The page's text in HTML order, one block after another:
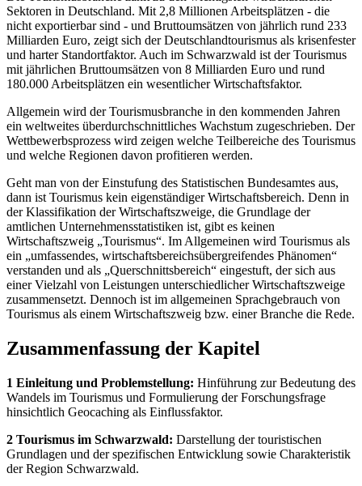
Sektoren in Deutschland. Mit 2,8 Millionen Arbeitsplätzen - die
nicht exportierbar sind - und Bruttoumsätzen von jährlich rund 233
Milliarden Euro, zeigt sich der Deutschlandtourismus als krisenfester
und harter Standortfaktor. Auch im Schwarzwald ist der Tourismus
mit jährlichen Bruttoumsätzen von 8 Milliarden Euro und rund
180.000 Arbeitsplätzen ein wesentlicher Wirtschaftsfaktor.
Allgemein wird der Tourismusbranche in den kommenden Jahren
ein weltweites überdurchschnittliches Wachstum zugeschrieben. Der
Wettbewerbsprozess wird zeigen welche Teilbereiche des Tourismus
und welche Regionen davon profitieren werden.
Geht man von der Einstufung des Statistischen Bundesamtes aus,
dann ist Tourismus kein eigenständiger Wirtschaftsbereich. Denn in
der Klassifikation der Wirtschaftszweige, die Grundlage der
amtlichen Unternehmensstatistiken ist, gibt es keinen
Wirtschaftszweig „Tourismus“. Im Allgemeinen wird Tourismus als
ein „umfassendes, wirtschaftsbereichsübergreifendes Phänomen“
verstanden und als „Querschnittsbereich“ eingestuft, der sich aus
einer Vielzahl von Leistungen unterschiedlicher Wirtschaftszweige
zusammensetzt. Dennoch ist im allgemeinen Sprachgebrauch von
Tourismus als einem Wirtschaftszweig bzw. einer Branche die Rede.
Zusammenfassung der Kapitel
1 Einleitung und Problemstellung: Hinführung zur Bedeutung des
Wandels im Tourismus und Formulierung der Forschungsfrage
hinsichtlich Geocaching als Einflussfaktor.
2 Tourismus im Schwarzwald: Darstellung der touristischen
Grundlagen und der spezifischen Entwicklung sowie Charakteristik
der Region Schwarzwald.